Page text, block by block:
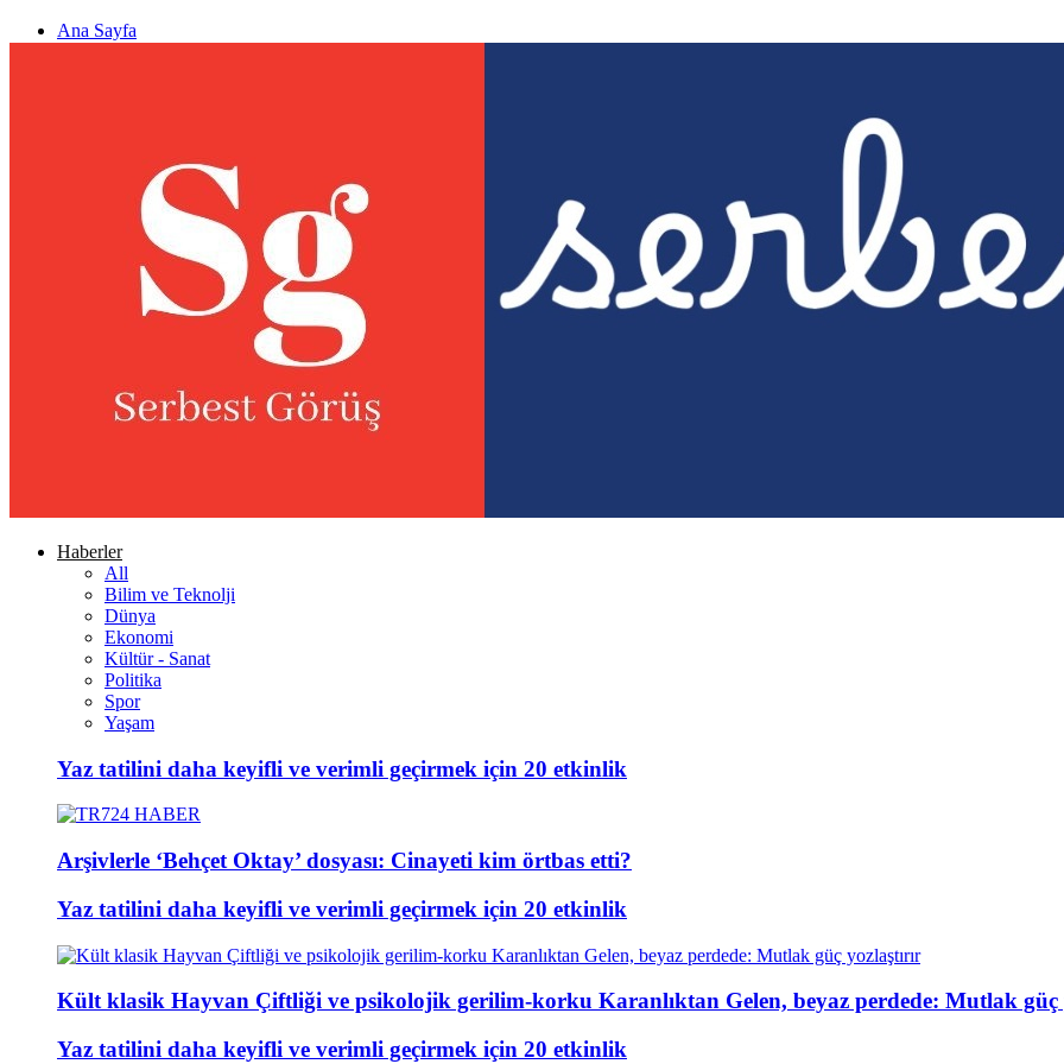
Ana Sayfa
Haberler
All
Bilim ve Teknolji
Dünya
Ekonomi
Kültür - Sanat
Politika
Spor
Yaşam
Yaz tatilini daha keyifli ve verimli geçirmek için 20 etkinlik
Arşivlerle ‘Behçet Oktay’ dosyası: Cinayeti kim örtbas etti?
Yaz tatilini daha keyifli ve verimli geçirmek için 20 etkinlik
Kült klasik Hayvan Çiftliği ve psikolojik gerilim-korku Karanlıktan Gelen, beyaz perdede: Mutlak güç
Yaz tatilini daha keyifli ve verimli geçirmek için 20 etkinlik